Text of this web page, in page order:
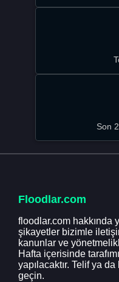
Son
Floodlar.com
floodlar.com hakkında
şikayetler bizimle
kanunlar ve
Hafta içerisinde
yapılacaktır. Telif ya
geçin.